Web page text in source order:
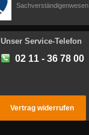
Sachverständigenwesen
Unser Service-Telefon
02 11 - 36 78 00
Vertrag widerrufen